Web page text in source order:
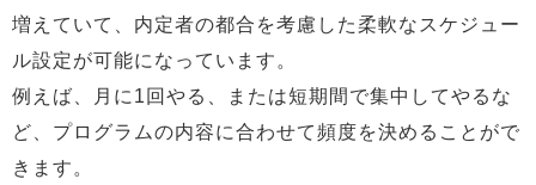
増えていて、内定者の都合を考慮した柔軟なスケジュー
ル設定が可能になっています。
例えば、月に1回やる、または短期間で集中してやるな
ど、プログラムの内容に合わせて頻度を決めることがで
きます。